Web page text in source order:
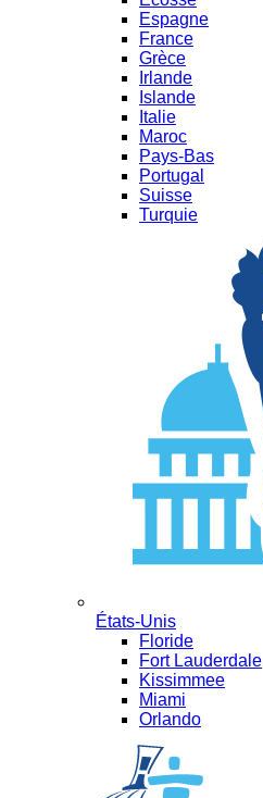
Espagne
France
Grèce
Irlande
Islande
Italie
Maroc
Pays-Bas
Portugal
Suisse
Turquie
États-Unis
Floride
Fort Lauderdale
Kissimmee
Miami
Orlando